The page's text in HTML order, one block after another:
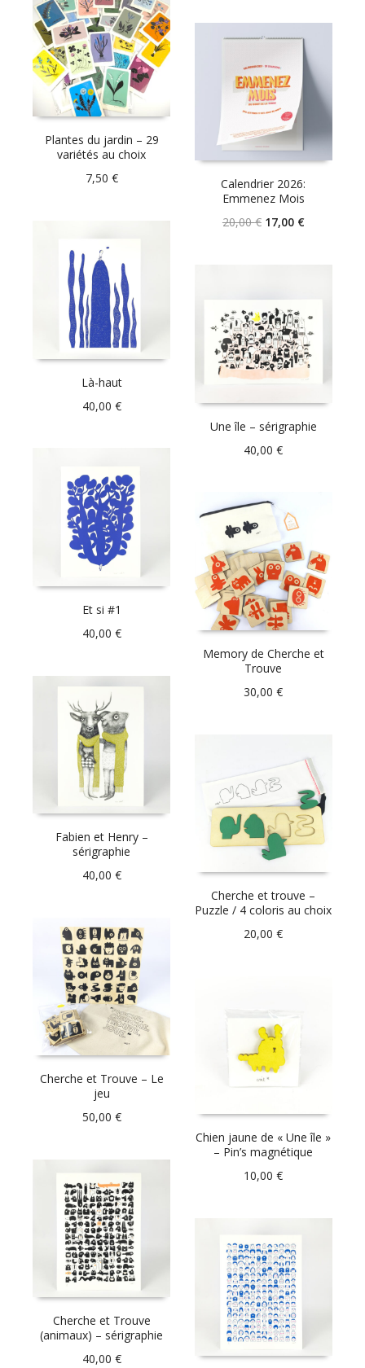
Plantes du jardin – 29
variétés au choix
7,50 €
Calendrier 2026:
Emmenez Mois
20,00€ Le
17,00 €Le
Là-haut
40,00 €
Une île – sérigraphie
40,00€
Et si #1
40,00 €
Memory de Cherche et
Trouve
30,00€
Fabien et Henry –
sérigraphie
40,00 €
Cherche et trouve –
Puzzle / 4 coloris au choix
20,00€
Cherche et Trouve – Le
jeu
50,00 €
Chien jaune de « Une île »
– Pin’s magnétique
10,00€
Cherche et Trouve
(animaux) – sérigraphie
40,00 €